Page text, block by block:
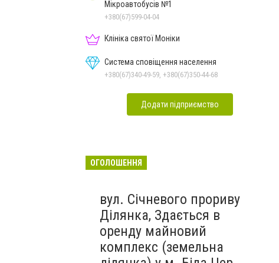
Мікроавтобусів №1
+380(67)599-04-04
Клініка святої Моніки
Система сповіщення населення
+380(67)340-49-59, +380(67)350-44-68
Додати підприємство
ОГОЛОШЕННЯ
вул. Січневого прориву
Ділянка, Здається в
оренду майновий
комплекс (земельна